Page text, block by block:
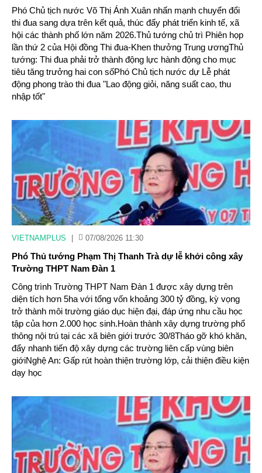
Phó Chủ tịch nước Võ Thị Ánh Xuân nhấn mạnh chuyển đổi
thi đua sang dựa trên kết quả, thúc đẩy phát triển kinh tế, xã
hội các thành phố lớn năm 2026.Thủ tướng chủ trì Phiên họp
lần thứ 2 của Hội đồng Thi đua-Khen thưởng Trung ươngThủ
tướng: Thi đua phải trở thành động lực hành động cho mục
tiêu tăng trưởng hai con sốPhó Chủ tịch nước dự Lễ phát
động phong trào thi đua "Lao động giỏi, năng suất cao, thu
nhập tốt"
VIETNAMPLUS 07/08/2026 11:30
Phó Thủ tướng Phạm Thị Thanh Trà dự lễ khởi công xây
Trường THPT Nam Đàn 1
Công trình Trường THPT Nam Đàn 1 được xây dựng trên
diện tích hơn 5ha với tổng vốn khoảng 300 tỷ đồng, kỳ vọng
trở thành môi trường giáo dục hiện đại, đáp ứng nhu cầu học
tập của hơn 2.000 học sinh.Hoàn thành xây dựng trường phổ
thông nội trú tại các xã biên giới trước 30/8Tháo gỡ khó khăn,
đẩy nhanh tiến độ xây dựng các trường liên cấp vùng biên
giớiNghệ An: Gấp rút hoàn thiện trường lớp, cải thiện điều kiện
dạy học